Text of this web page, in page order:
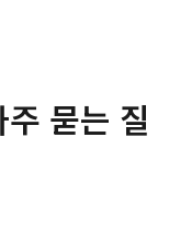
묻는 질